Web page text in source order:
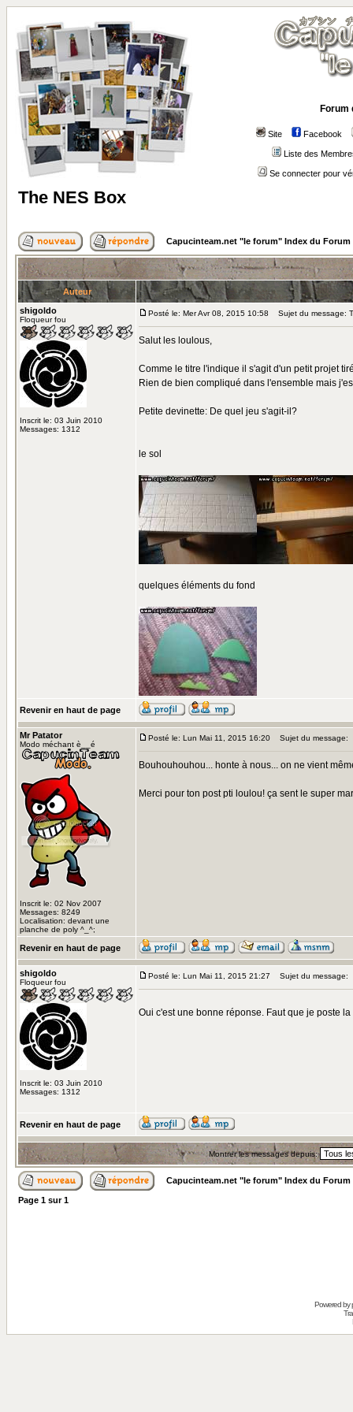
Forum
Site Facebook
Liste des
Se connecter pour
The NES Box
Capucinteam.net "le forum" Index du Forum
Auteur
shigoldo
Floqueur fou
Inscrit le: 03 Juin 2010
Messages: 1312
Posté le: Mer Avr 08, 2015 10:58 Sujet du message:
Salut les loulous,
Comme le titre l'indique il s'agit d'un petit projet
Rien de bien compliqué dans l'ensemble mais
Petite devinette: De quel jeu s'agit-il?
le sol
quelques éléments du fond
Revenir en haut de page
Mr Patator
Modo méchant è__é
Inscrit le: 02 Nov 2007
Messages: 8249
Localisation: devant une
planche de poly ^_^;
Posté le: Lun Mai 11, 2015 16:20 Sujet du message:
Bouhouhouhou... honte à nous... on ne vient
Merci pour ton post pti loulou! ça sent le super
Revenir en haut de page
shigoldo
Floqueur fou
Inscrit le: 03 Juin 2010
Messages: 1312
Posté le: Lun Mai 11, 2015 21:27 Sujet du message:
Oui c'est une bonne réponse. Faut que je poste
Revenir en haut de page
Montrer les messages depuis:
Capucinteam.net "le forum" Index du Forum
Page 1 sur1
Powered by